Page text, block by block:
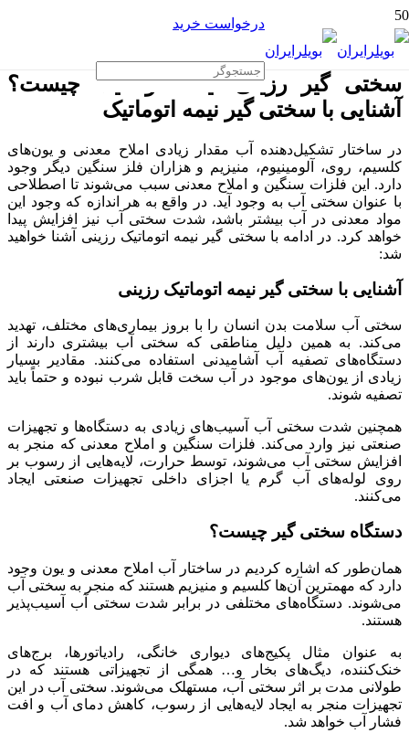
درخواست خرید
سختی گیر رزینی نیمه اتوماتیک چیست؟
آشنایی با سختی گیر نیمه اتوماتیک
در ساختار تشکیل‌دهنده آب مقدار زیادی املاح معدنی و یون‌های
کلسیم، روی، آلومینیوم، منیزیم و هزاران فلز سنگین دیگر وجود
دارد. این فلزات سنگین و املاح معدنی سبب می‌شوند تا اصطلاحی
با عنوان سختی آب به وجود آید. در واقع به هر اندازه که وجود این
مواد معدنی در آب بیشتر باشد، شدت سختی آب نیز افزایش پیدا
خواهد کرد. در ادامه با سختی گیر نیمه اتوماتیک رزینی آشنا خواهید
شد:
آشنایی با سختی گیر نیمه اتوماتیک رزینی
سختی آب سلامت بدن انسان را با بروز بیماری‌های مختلف، تهدید
می‌کند. به همین دلیل مناطقی که سختی آب بیشتری دارند از
دستگاه‌های تصفیه آب آشامیدنی استفاده می‌کنند. مقادیر بسیار
زیادی از یون‌های موجود در آب سخت قابل شرب نبوده و حتماً باید
تصفیه شوند.
همچنین شدت سختی آب آسیب‌های زیادی به دستگاه‌ها و تجهیزات
صنعتی نیز وارد می‌کند. فلزات سنگین و املاح معدنی که منجر به
افزایش سختی آب می‌شوند، توسط حرارت، لایه‌هایی از رسوب بر
روی لوله‌های آب گرم یا اجزای داخلی تجهیزات صنعتی ایجاد
می‌کنند.
دستگاه سختی گیر چیست؟
همان‌طور که اشاره کردیم در ساختار آب املاح معدنی و یون وجود
دارد که مهمترین آن‌ها کلسیم و منیزیم هستند که منجر به سختی آب
می‌شوند. دستگاه‌های مختلفی در برابر شدت سختی آب آسیب‌پذیر
هستند.
به عنوان مثال پکیج‌های دیواری خانگی، رادیاتورها، برج‌های
خنک‌کننده، دیگ‌های بخار و… همگی از تجهیزاتی هستند که در
طولانی مدت بر اثر سختی آب، مستهلک می‌شوند. سختی آب در این
تجهیزات منجر به ایجاد لایه‌هایی از رسوب، کاهش دمای آب و افت
فشار آب خواهد شد.